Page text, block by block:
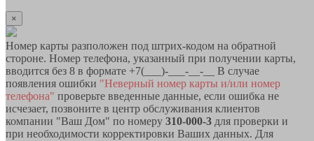
×
Номер карты разположен под штрих-кодом на обратной
стороне. Номер телефона, указанный при получении карты,
вводится без 8 в формате +7(___)-___-__-__ В случае
появления ошибки "Неверный номер карты и/или номер
телефона" проверьте введенные данные, если ошибка не
исчезает, позвоните в центр обслуживания клиентов
компании "Ваш Дом" по номеру 310-000-3 для проверки и
при необходимости корректировки Ваших данных. Для